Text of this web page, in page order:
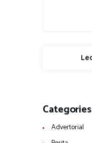
Categories
Advertorial